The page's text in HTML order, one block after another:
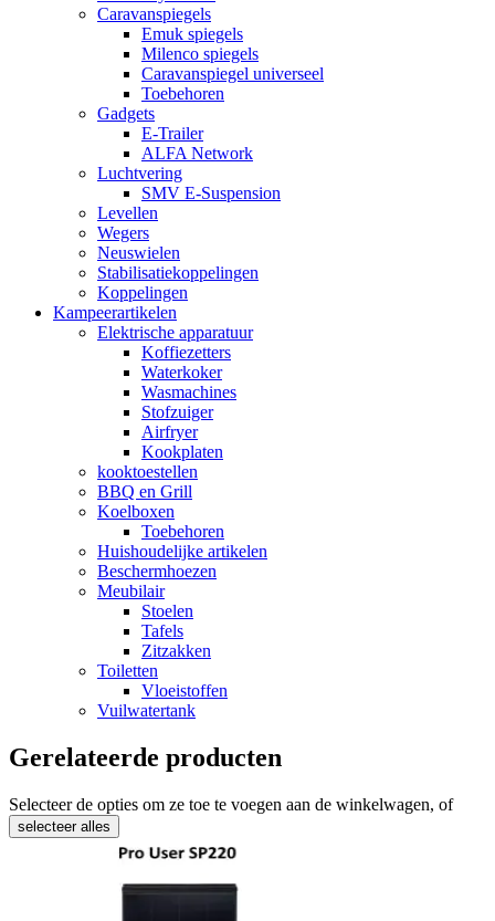
Caravanspiegels
Emuk spiegels
Milenco spiegels
Caravanspiegel universeel
Toebehoren
Gadgets
E-Trailer
ALFA Network
Luchtvering
SMV E-Suspension
Levellen
Wegers
Neuswielen
Stabilisatiekoppelingen
Koppelingen
Kampeerartikelen
Elektrische apparatuur
Koffiezetters
Waterkoker
Wasmachines
Stofzuiger
Airfryer
Kookplaten
kooktoestellen
BBQ en Grill
Koelboxen
Toebehoren
Huishoudelijke artikelen
Beschermhoezen
Meubilair
Stoelen
Tafels
Zitzakken
Toiletten
Vloeistoffen
Vuilwatertank
Gerelateerde producten
Selecteer de opties om ze toe te voegen aan de winkelwagen, of
selecteer alles